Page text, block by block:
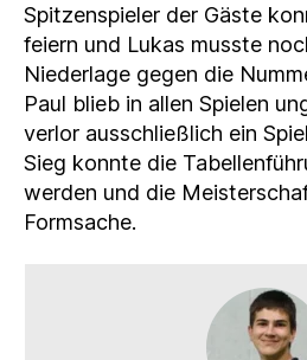
Spitzenspieler der Gäste
feiern und Lukas musste
Niederlage gegen die
Paul blieb in allen Spielen
verlor ausschließlich ein
Sieg konnte die
werden und die
Formsache.